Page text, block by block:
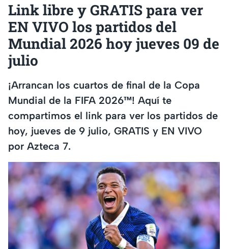
Link libre y GRATIS para ver
EN VIVO los partidos del
Mundial 2026 hoy jueves 09 de
julio
¡Arrancan los cuartos de final de la Copa
Mundial de la FIFA 2026™! Aquí te
compartimos el link para ver los partidos de
hoy, jueves de 9 julio, GRATIS y EN VIVO
por Azteca 7.